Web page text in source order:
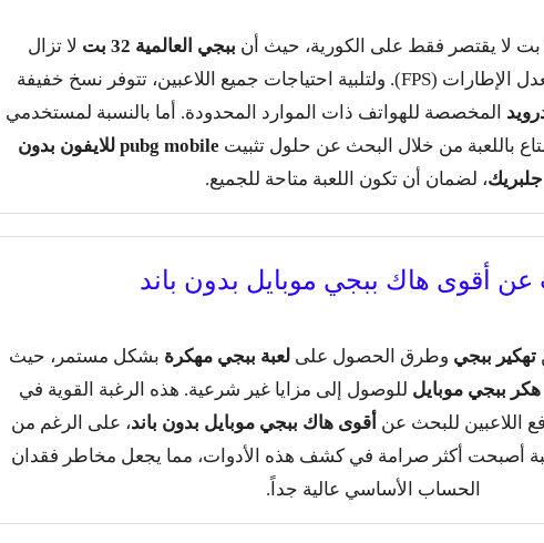
ببجي العالمية 32 بت
لا تزال
مطلوبة بشدة لتحسين معدل الإطارات (FPS). ولتلبية احتياجات جميع اللاعبين، تتوفر نسخ خفيفة
المخصصة للهواتف ذات الموارد المحدودة. أما بالنسبة لمستخدمي
باللعبة من خلال البحث عن حلول تثبيت
pubg mobile للايفون بدون
جلبريك، لضمان أن تكون اللعبة متاحة للجميع.
عن أقوى هاك ببجي موبايل بدون باند
تهكير ببجي وطرق الحصول علىلعبة ببجي مهكرة بشكل مستمر، حيث
ببجي موبايل للوصول إلى مزايا غير شرعية. هذه الرغبة القوية في
اللاعبين للبحث عن أقوى هاك ببجي موبايل بدون باند، على الرغم من
أصبحت أكثر صرامة في كشف هذه الأدوات، مما يجعل مخاطر فقدان
الحساب الأساسي عالية جداً.